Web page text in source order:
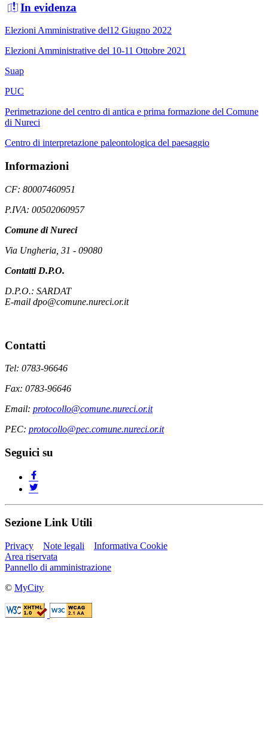
In evidenza
Elezioni Amministrative del12 Giugno 2022
Elezioni Amministrative del 10-11 Ottobre 2021
Suap
PUC
Perimetrazione del centro di antica e prima formazione del Comune
di Nureci
Centro di interpretazione paleontologica del paesaggio
Informazioni
CF: 80007460951
P.IVA: 00502060957
Comune di Nureci
Via Ungheria, 31 - 09080
Contatti D.P.O.
D.P.O.: SARDAT
E-mail dpo@comune.nureci.or.it
Contatti
Tel: 0783-96646
Fax: 0783-96646
Email: protocollo@comune.nureci.or.it
PEC: protocollo@pec.comune.nureci.or.it
Seguici su
Sezione Link Utili
Privacy Note legali
Informativa Cookie
Area riservata
Pannello di amministrazione
© MyCity